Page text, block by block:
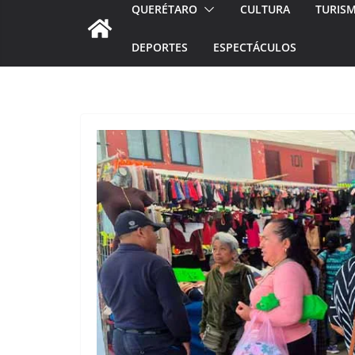
QUERÉTARO CULTURA
DEPORTES ESPECTÁCULOS